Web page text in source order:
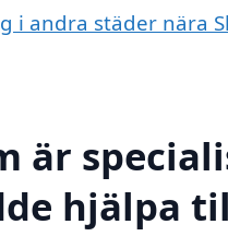
i andra städer nära
är
hjälpa